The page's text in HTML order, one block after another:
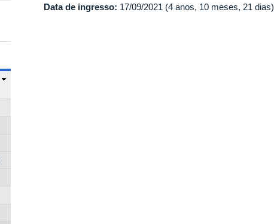
Data de ingresso: 17/09/2021 (4 anos, 10 meses, 21 dias)